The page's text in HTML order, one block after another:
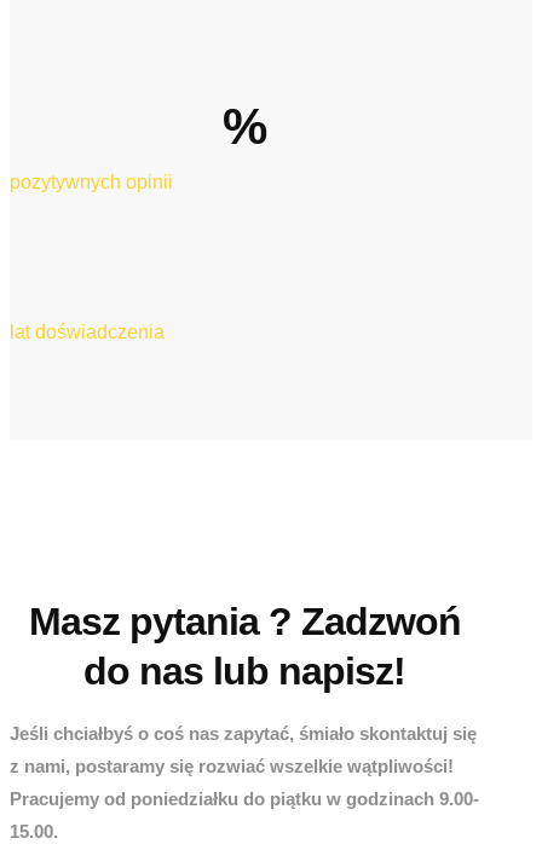
%
pozytywnych opinii
lat doświadczenia
Masz pytania ? Zadzwoń
do nas lub napisz!
Jeśli chciałbyś o coś nas zapytać, śmiało skontaktuj się
z nami, postaramy się rozwiać wszelkie wątpliwości!
Pracujemy od poniedziałku do piątku w godzinach 9.00-
15.00.